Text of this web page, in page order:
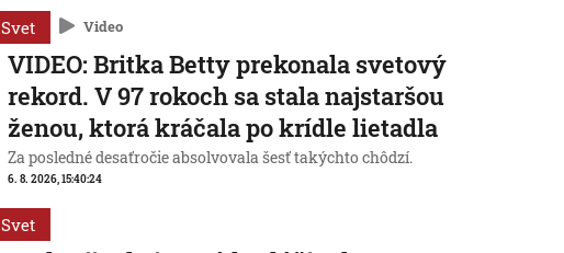
Svet Video
VIDEO: Britka Betty prekonala svetový
rekord. V 97 rokoch sa stala najstaršou
ženou, ktorá kráčala po krídle lietadla
Za posledné desaťročie absolvovala šesť takýchto chôdzí.
6. 8. 2026, 15:40:24
Svet